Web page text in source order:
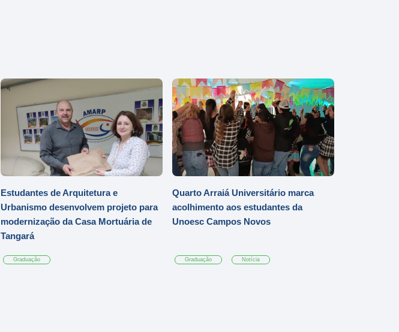
Estudantes de Arquitetura e
Urbanismo desenvolvem projeto para
modernização da Casa Mortuária de
Tangará
Graduação
Quarto Arraiá Universitário marca
acolhimento aos estudantes da
Unoesc Campos Novos
Graduação Notícia